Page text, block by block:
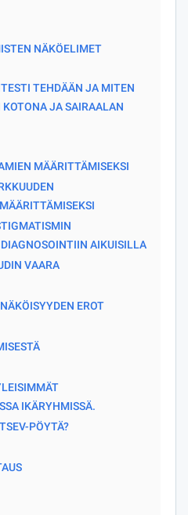
NÄKÖELIMET
TEHDÄÄN JA MITEN
JA SAIRAALAN
MÄÄRITTÄMISEKSI
AIKUISILLA
VAARA
EROT
IKÄRYHMISSÄ.
PÖYTÄ?